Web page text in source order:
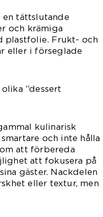
en tättslutande
och krämiga
plastfolie. Frukt- och
eller i förseglade
”dessert
kulinarisk
och inte hålla
att förbereda
att fokusera på
gäster. Nackdelen
eller textur, men